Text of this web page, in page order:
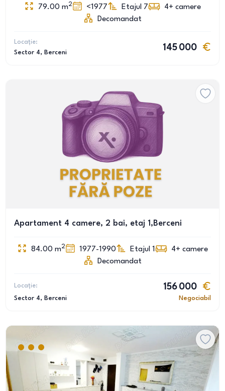
79.00 m2 <1977 Etajul 7 4+ camere
Decomandat
Locație:
Sector 4, Berceni
145 000
Apartament 4 camere, 2 bai, etaj 1,Berceni
84.00 m2 1977-1990 Etajul 1 4+ camere
Decomandat
Locație:
Sector 4, Berceni
156 000
Negociabil